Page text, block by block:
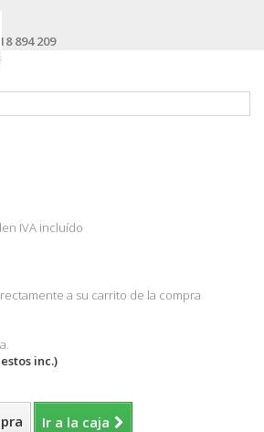
894 209
IVA incluído
a su carrito de la compra
inc.)
Ir a la caja